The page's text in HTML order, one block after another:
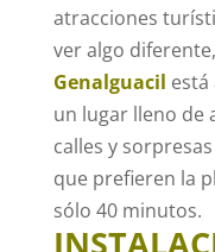
atracciones
ver algo
Genalguacil está
un lugar lleno de
calles y
que prefieren la
sólo 40 minutos.